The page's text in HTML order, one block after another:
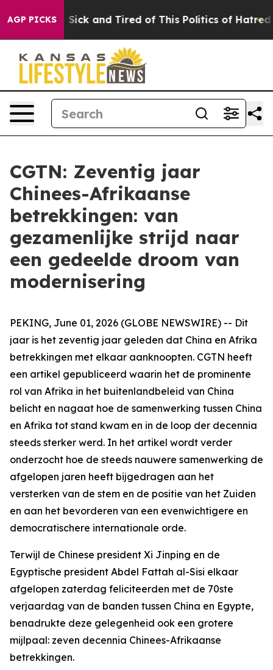
AGP PICKS
Are Sick and Tired of This Politics of Hatred” The
CGTN: Zeventig jaar
Chinees-Afrikaanse
betrekkingen: van
gezamenlijke strijd naar
een gedeelde droom van
modernisering
PEKING, June 01, 2026 (GLOBE NEWSWIRE) -- Dit
jaar is het zeventig jaar geleden dat China en Afrika
betrekkingen met elkaar aanknoopten. CGTN heeft
een artikel gepubliceerd waarin het de prominente
rol van Afrika in het buitenlandbeleid van China
belicht en nagaat hoe de samenwerking tussen China
en Afrika tot stand kwam en in de loop der decennia
steeds sterker werd. In het artikel wordt verder
onderzocht hoe de steeds nauwere samenwerking de
afgelopen jaren heeft bijgedragen aan het
versterken van de stem en de positie van het Zuiden
en aan het bevorderen van een evenwichtigere en
democratischere internationale orde.
Terwijl de Chinese president Xi Jinping en de
Egyptische president Abdel Fattah al-Sisi elkaar
afgelopen zaterdag feliciteerden met de 70ste
verjaardag van de banden tussen China en Egypte,
benadrukte deze gelegenheid ook een grotere
mijlpaal: zeven decennia Chinees-Afrikaanse
betrekkingen.